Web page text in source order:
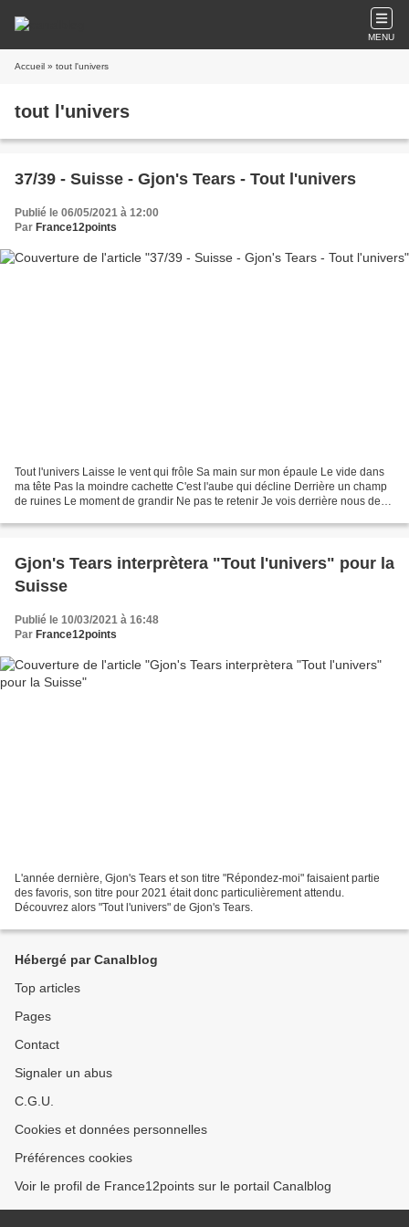
MENU
Accueil » tout l'univers
tout l'univers
37/39 - Suisse - Gjon's Tears - Tout l'univers
Publié le 06/05/2021 à 12:00
Par France12points
Tout l'univers Laisse le vent qui frôle Sa main sur mon épaule Le vide dans
ma tête Pas la moindre cachette C'est l'aube qui décline Derrière un champ
de ruines Le moment de grandir Ne pas te retenir Je vois derrière nous des
Gjon's Tears interprètera "Tout l'univers" pour la
Suisse
Publié le 10/03/2021 à 16:48
Par France12points
L'année dernière, Gjon's Tears et son titre "Répondez-moi" faisaient partie
des favoris, son titre pour 2021 était donc particulièrement attendu.
Découvrez alors "Tout l'univers" de Gjon's Tears.
Hébergé par Canalblog
Top articles
Pages
Contact
Signaler un abus
C.G.U.
Cookies et données personnelles
Préférences cookies
Voir le profil de France12points sur le portail Canalblog